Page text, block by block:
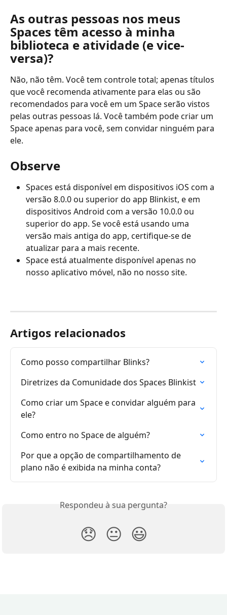
As outras pessoas nos meus
Spaces têm acesso à minha
biblioteca e atividade (e vice-
versa)?
Não, não têm. Você tem controle total; apenas títulos
que você recomenda ativamente para elas ou são
recomendados para você em um Space serão vistos
pelas outras pessoas lá. Você também pode criar um
Space apenas para você, sem convidar ninguém para
ele.
Observe
Spaces está disponível em dispositivos iOS com a
versão 8.0.0 ou superior do app Blinkist, e em
dispositivos Android com a versão 10.0.0 ou
superior do app. Se você está usando uma
versão mais antiga do app, certifique-se de
atualizar para a mais recente.
Space está atualmente disponível apenas no
nosso aplicativo móvel, não no nosso site.
Artigos relacionados
Como posso compartilhar Blinks?
Diretrizes da Comunidade dos Spaces Blinkist
Como criar um Space e convidar alguém para
ele?
Como entro no Space de alguém?
Por que a opção de compartilhamento de
plano não é exibida na minha conta?
Respondeu à sua pergunta?
😞 😐 😃